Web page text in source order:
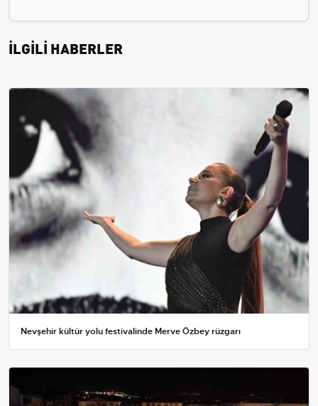
İLGİLİ HABERLER
Nevşehir kültür yolu festivalinde Merve Özbey rüzgarı